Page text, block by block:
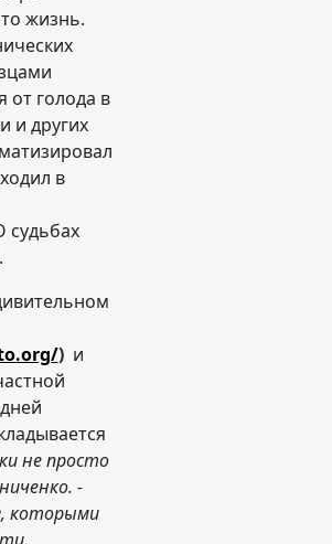
жизнь.
от голода в
и других
в
судьбах
) и
не просто
-
которыми